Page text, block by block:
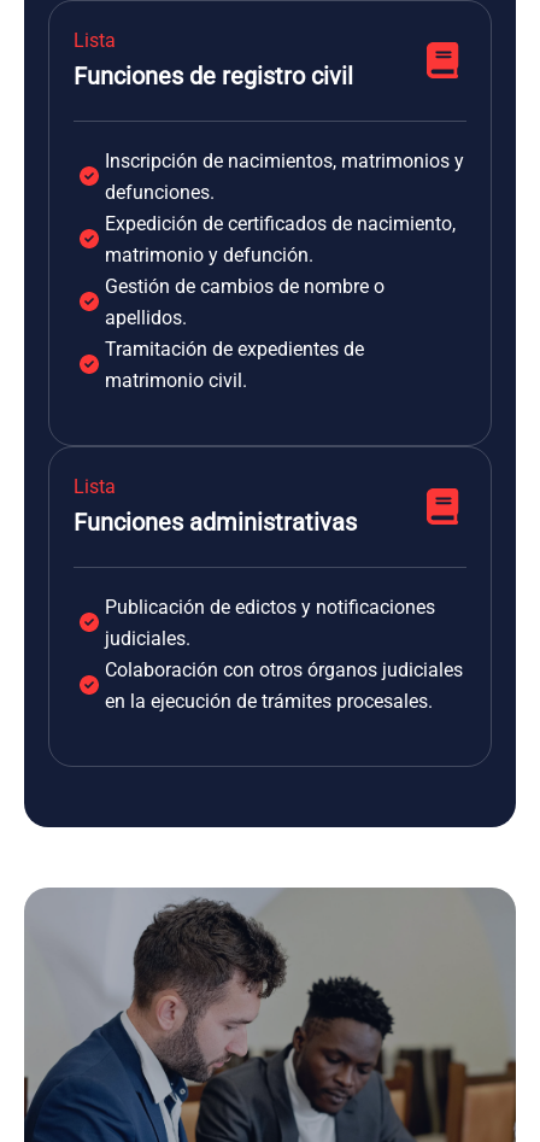
Lista
Funciones de registro civil
Inscripción de nacimientos, matrimonios y
defunciones.
Expedición de certificados de nacimiento,
matrimonio y defunción.
Gestión de cambios de nombre o
apellidos.
Tramitación de expedientes de
matrimonio civil.
Lista
Funciones administrativas
Publicación de edictos y notificaciones
judiciales.
Colaboración con otros órganos judiciales
en la ejecución de trámites procesales.